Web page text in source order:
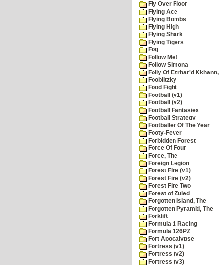
Fly Over Floor
Flying Ace
Flying Bombs
Flying High
Flying Shark
Flying Tigers
Fog
Follow Me!
Follow Simona
Folly Of Ezrhar'd
Fooblitzky
Food Fight
Football (v1)
Football (v2)
Football Fantasies
Football Strategy
Footballer Of The Year
Footy-Fever
Forbidden Forest
Force Of Four
Force, The
Foreign Legion
Forest Fire (v1)
Forest Fire (v2)
Forest Fire Two
Forest of Zuled
Forgotten Island, The
Forgotten Pyramid, The
Forklift
Formula 1 Racing
Formula 126PZ
Fort Apocalypse
Fortress (v1)
Fortress (v2)
Fortress (v3)